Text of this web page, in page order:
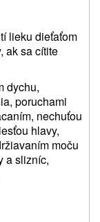
lieku dieťaťom
ak sa cítite
dychu,
poruchami
nechuťou
hlavy,
moču
a slizníc,